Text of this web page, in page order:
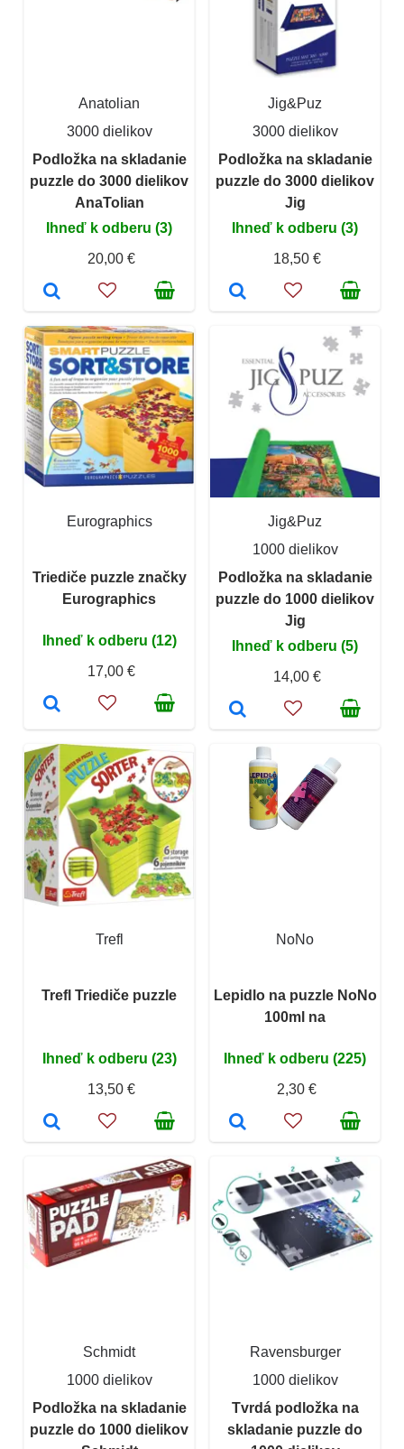
Anatolian
3000 dielikov
Podložka na skladanie
puzzle do 3000 dielikov
AnaTolian
Ihneď k odberu (3)
20,00 €
Jig&Puz
3000 dielikov
Podložka na skladanie
puzzle do 3000 dielikov
Jig
Ihneď k odberu (3)
18,50 €
Eurographics
Triediče puzzle značky
Eurographics
Ihneď k odberu (12)
17,00 €
Jig&Puz
1000 dielikov
Podložka na skladanie
puzzle do 1000 dielikov
Jig
Ihneď k odberu (5)
14,00 €
Trefl
Trefl Triediče puzzle
Ihneď k odberu (23)
13,50 €
NoNo
Lepidlo na puzzle NoNo
100ml na
Ihneď k odberu (225)
2,30 €
Schmidt
1000 dielikov
Podložka na skladanie
puzzle do 1000 dielikov
Ravensburger
1000 dielikov
Tvrdá podložka na
skladanie puzzle do